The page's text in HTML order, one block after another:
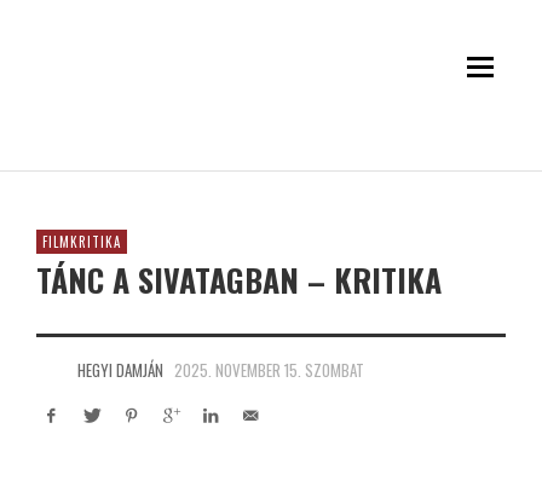
FILMKRITIKA
TÁNC A SIVATAGBAN – KRITIKA
HEGYI DAMJÁN 2025. NOVEMBER 15. SZOMBAT